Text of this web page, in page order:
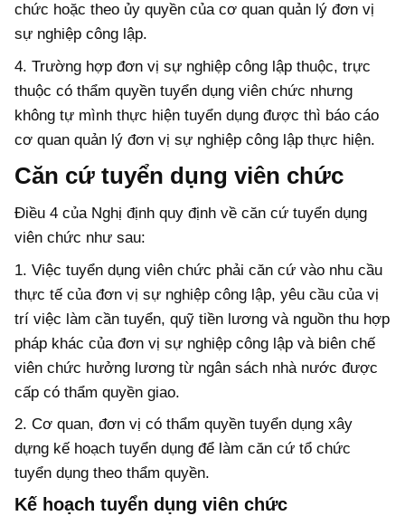
chức hoặc theo ủy quyền của cơ quan quản lý đơn vị
sự nghiệp công lập.
4. Trường hợp đơn vị sự nghiệp công lập thuộc, trực
thuộc có thẩm quyền tuyển dụng viên chức nhưng
không tự mình thực hiện tuyển dụng được thì báo cáo
cơ quan quản lý đơn vị sự nghiệp công lập thực hiện.
Căn cứ tuyển dụng viên chức
Điều 4 của Nghị định quy định về căn cứ tuyển dụng
viên chức như sau:
1. Việc tuyển dụng viên chức phải căn cứ vào nhu cầu
thực tế của đơn vị sự nghiệp công lập, yêu cầu của vị
trí việc làm cần tuyển, quỹ tiền lương và nguồn thu hợp
pháp khác của đơn vị sự nghiệp công lập và biên chế
viên chức hưởng lương từ ngân sách nhà nước được
cấp có thẩm quyền giao.
2. Cơ quan, đơn vị có thẩm quyền tuyển dụng xây
dựng kế hoạch tuyển dụng để làm căn cứ tổ chức
tuyển dụng theo thẩm quyền.
Kế hoạch tuyển dụng viên chức